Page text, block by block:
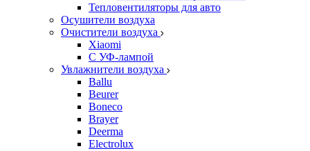
Тепловентиляторы для авто
Осушители воздуха
Очистители воздуха
Xiaomi
С УФ-лампой
Увлажнители воздуха
Ballu
Beurer
Boneco
Brayer
Deerma
Electrolux